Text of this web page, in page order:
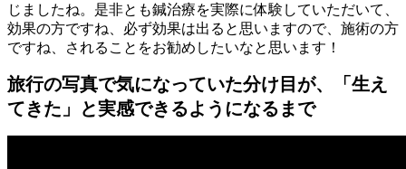
じましたね。是非とも鍼治療を実際に体験していただいて、
効果の方ですね、必ず効果は出ると思いますので、施術の方
ですね、されることをお勧めしたいなと思います！
旅行の写真で気になっていた分け目が、「生え
てきた」と実感できるようになるまで